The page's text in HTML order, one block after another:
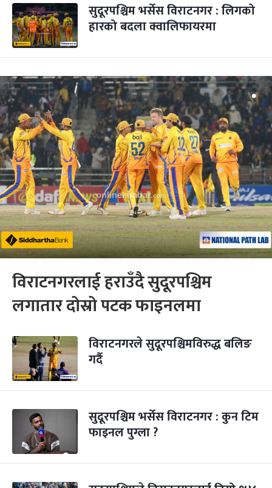
सुदूरपश्चिम भर्सेस विराटनगर : लिगको
हारको बदला क्वालिफायरमा
विराटनगरलाई हराउँदै सुदूरपश्चिम
लगातार दोस्रो पटक फाइनलमा
विराटनगरले सुदूरपश्चिमविरुद्ध बलिङ
गर्दै
सुदूरपश्चिम भर्सेस विराटनगर : कुन टिम
फाइनल पुग्ला ?